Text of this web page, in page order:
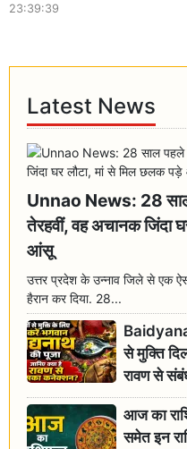
23:39:39
Latest News
Unnao News: 28 साल
तेरहवीं, वह अचानक जिंदा
आंसू
उत्तर प्रदेश के उन्नाव जिले से एक
हैरान कर दिया. 28...
से मुक्ति
रावण से
आज का
समेत इन